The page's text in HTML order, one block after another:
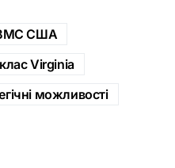
США
Virginia
можливості